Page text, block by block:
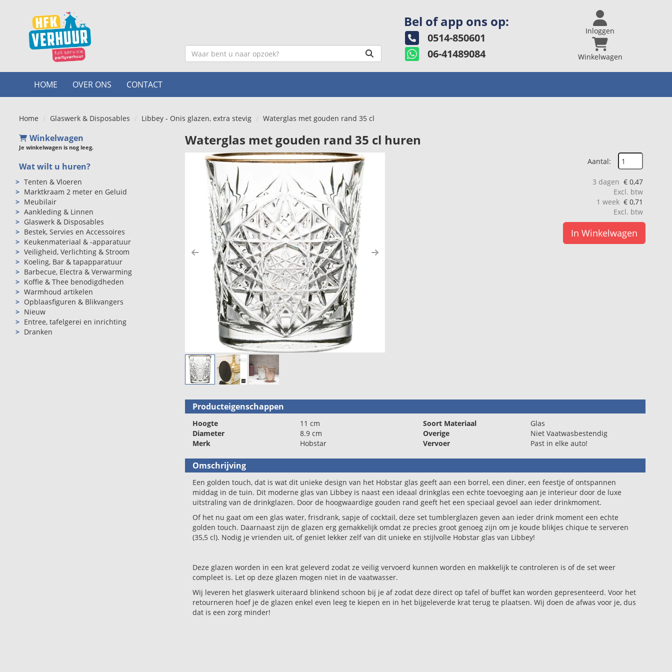
Bel of app ons op:
0514-850601
06-41489084
Inloggen
Winkelwagen
HOME OVER ONS CONTACT
Home Glaswerk & Disposables Libbey - Onis glazen, extra stevig Waterglas met gouden rand 35 cl
Winkelwagen
Je winkelwagen is nog leeg.
Wat wilt u huren?
Tenten & Vloeren
Marktkraam 2 meter en Geluid
Meubilair
Aankleding & Linnen
Glaswerk & Disposables
Bestek, Servies en Accessoires
Keukenmateriaal & -apparatuur
Veiligheid, Verlichting & Stroom
Koeling, Bar & tapapparatuur
Barbecue, Electra & Verwarming
Koffie & Thee benodigdheden
Warmhoud artikelen
Opblaasfiguren & Blikvangers
Nieuw
Entree, tafelgerei en inrichting
Dranken
Waterglas met gouden rand 35 cl huren
Previous Next
Aantal:
3 dagen € 0,47
Excl. btw
1 week € 0,71
Excl. btw
In Winkelwagen
Producteigenschappen
Hoogte
11 cm
Diameter
8.9 cm
Merk
Hobstar
Soort Materiaal
Glas
Overige
Niet Vaatwasbestendig
Vervoer
Past in elke auto!
Omschrijving
Een golden touch, dat is wat dit unieke design van het Hobstar glas geeft aan een borrel, een diner, een feestje of ontspannen
middag in de tuin. Dit moderne glas van Libbey is naast een ideaal drinkglas een echte toevoeging aan je interieur door de luxe
uitstraling van de drinkglazen. Door de hoogwaardige gouden rand geeft het een speciaal gevoel aan ieder drinkmoment.
Of het nu gaat om een glas water, frisdrank, sapje of cocktail, deze set tumblerglazen geven aan ieder drink moment een echte
golden touch. Daarnaast zijn de glazen erg gemakkelijk omdat ze precies groot genoeg zijn om je koude blikjes chique te serveren
(35,5 cl). Nodig je vrienden uit, of geniet lekker zelf van dit unieke en stijlvolle Hobstar glas van Libbey!
Deze glazen worden in een krat geleverd zodat ze veilig vervoerd kunnen worden en makkelijk te controleren is of de set weer
compleet is. Let op deze glazen mogen niet in de vaatwasser.
Wij leveren het glaswerk uiteraard blinkend schoon bij je af zodat deze direct op tafel of buffet kan worden gepresenteerd. Voor het
retourneren hoef je de glazen enkel even leeg te kiepen en in het bijgeleverde krat terug te plaatsen. Wij doen de afwas voor je, dus
dat is een zorg minder!